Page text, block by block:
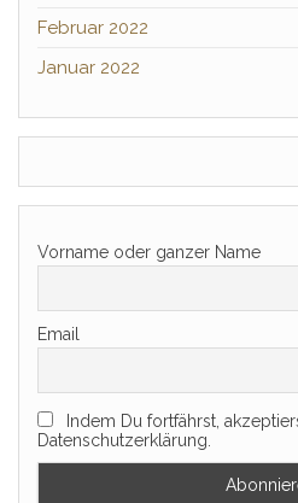
Februar 2022
Januar 2022
Vorname oder ganzer Name
Email
Indem Du fortfährst,
Datenschutzerklärung.